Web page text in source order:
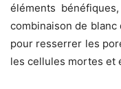
éléments
combinaison de
pour resserrer les
les cellules mortes et